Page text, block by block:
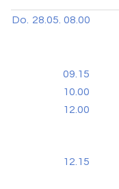
Do.
28.05. 08.00
09.15
10.00
12.00
12.15